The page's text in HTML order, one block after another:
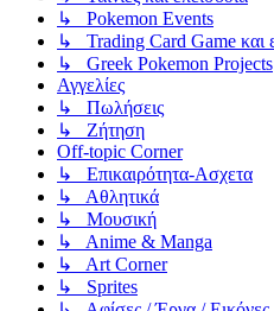
↳ Pokemon Events
↳ Trading Card Game και
↳ Greek Pokemon Projects
Αγγελίες
↳ Πωλήσεις
↳ Ζήτηση
Off-topic Corner
↳ Επικαιρότητα-Ασχετα
↳ Αθλητικά
↳ Μουσική
↳ Anime & Manga
↳ Art Corner
↳ Sprites